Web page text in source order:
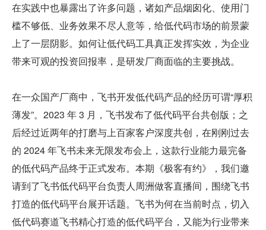
在实践中也暴露出了许多问题，诸如产品烟囱化、使用门
槛不够低、业务效果不尽人意等，给低代码市场的前景蒙
上了一层阴影。如何让低代码工具真正发挥实效，为企业
带来可观的投资回报率，是研发厂商面临的主要挑战。
在一众国产厂商中，飞书开发低代码产品的经历可谓“厚积
薄发”。2023 年 3 月，飞书发布了低代码平台共创版；之
后经过近两年的打磨与上百家客户深度共创，在刚刚过去
的 2024 年飞书未来无限发布会上，这款行业能力最完备
的低代码产品终于正式发布。本期《极客有约》，我们邀
请到了飞书低代码平台负责人周洲做客直播间，围绕飞书
打造的低代码平台展开话题。飞书为何在当前时点，切入
低代码赛道飞书精心打造的低代码平台，又能为行业带来